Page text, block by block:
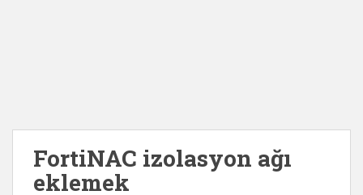
FortiNAC izolasyon ağı
eklemek